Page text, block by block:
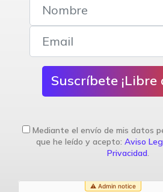
Suscríbete ¡Libre
Mediante el envío de mis datos
que he leído y acepto: Aviso
Privacidad.